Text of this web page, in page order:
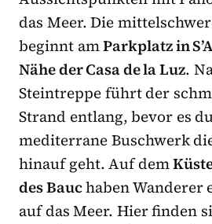
das Meer. Die
beginnt amParkplatz in
Nähe der Casa de la Luz.
Steintreppe führt der
Strand entlang, bevor es
mediterrane Buschwerk
hinauf geht. Auf dem
des Bauchaben Wanderer
auf das Meer. Hier finden